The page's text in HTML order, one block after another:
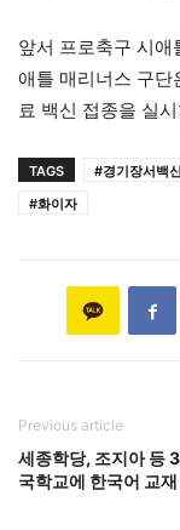
앞서 프로축구 시
애틀 매리너스 구
료 백신 접종을 실
TAGS #경기장서백
#화이자
Previous article
세종학당, 조지아 등
국학교에 한국어 교